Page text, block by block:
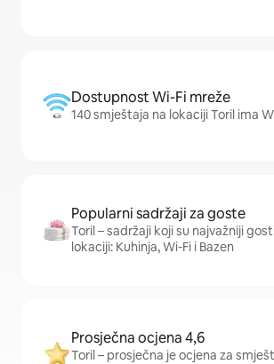
Dostupnost Wi-Fi mreže
140 smještaja na lokaciji Toril ima
Popularni sadržaji za goste
Toril – sadržaji koji su najvažniji
lokaciji: Kuhinja, Wi-Fi i Bazen
Prosječna ocjena 4,6
Toril – prosječna je ocjena za